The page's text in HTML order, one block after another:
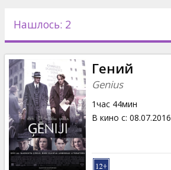
Новости
Подарки
Кинозакуски
B2B
Нашлось: 2
Гений
Genius
1час 44мин
В кино с: 08.07.2016